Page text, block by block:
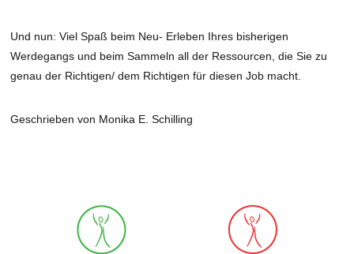
Und nun: Viel Spaß beim Neu- Erleben Ihres bisherigen
Werdegangs und beim Sammeln all der Ressourcen, die Sie zu
genau der Richtigen/ dem Richtigen für diesen Job macht.
Geschrieben von Monika E. Schilling